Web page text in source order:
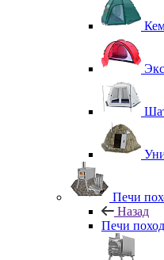
Печи
Назад
Печи